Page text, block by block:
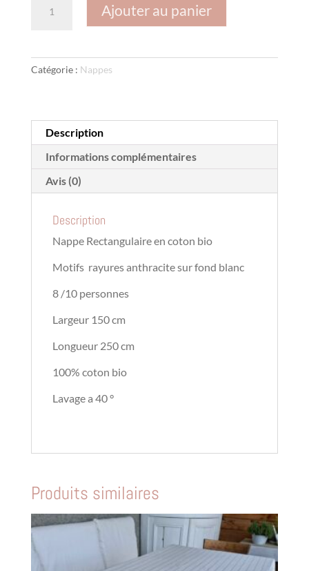
100%
COTON
Ajouter au panier
Catégorie : Nappes
Description
Informations complémentaires
Avis (0)
Description
Nappe Rectangulaire en coton bio
Motifs rayures anthracite sur fond blanc
8 /10 personnes
Largeur 150 cm
Longueur 250 cm
100% coton bio
Lavage a 40 °
Produits similaires